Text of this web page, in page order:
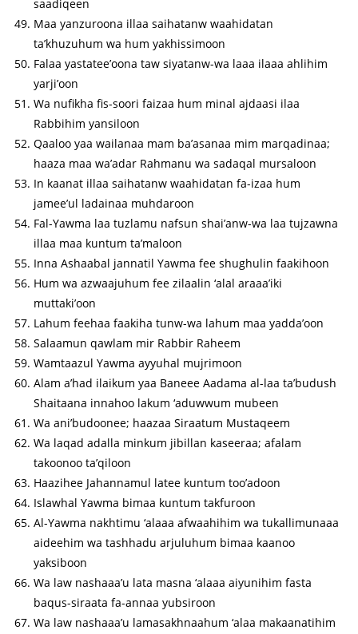
saadiqeen
Maa yanzuroona illaa saihatanw waahidatan
ta’khuzuhum wa hum yakhissimoon
Falaa yastatee’oona taw siyatanw-wa laaa ilaaa ahlihim
yarji’oon
Wa nufikha fis-soori faizaa hum minal ajdaasi ilaa
Rabbihim yansiloon
Qaaloo yaa wailanaa mam ba’asanaa mim marqadinaa;
haaza maa wa’adar Rahmanu wa sadaqal mursaloon
In kaanat illaa saihatanw waahidatan fa-izaa hum
jamee’ul ladainaa muhdaroon
Fal-Yawma laa tuzlamu nafsun shai’anw-wa laa tujzawna
illaa maa kuntum ta’maloon
Inna Ashaabal jannatil Yawma fee shughulin faakihoon
Hum wa azwaajuhum fee zilaalin ‘alal araaa’iki
muttaki’oon
Lahum feehaa faakiha tunw-wa lahum maa yadda’oon
Salaamun qawlam mir Rabbir Raheem
Wamtaazul Yawma ayyuhal mujrimoon
Alam a’had ilaikum yaa Baneee Aadama al-laa ta’budush
Shaitaana innahoo lakum ‘aduwwum mubeen
Wa ani’budoonee; haazaa Siraatum Mustaqeem
Wa laqad adalla minkum jibillan kaseeraa; afalam
takoonoo ta’qiloon
Haazihee Jahannamul latee kuntum too’adoon
Islawhal Yawma bimaa kuntum takfuroon
Al-Yawma nakhtimu ‘alaaa afwaahihim wa tukallimunaaa
aideehim wa tashhadu arjuluhum bimaa kaanoo
yaksiboon
Wa law nashaaa’u lata masna ‘alaaa aiyunihim fasta
baqus-siraata fa-annaa yubsiroon
Wa law nashaaa’u lamasakhnaahum ‘alaa makaanatihim